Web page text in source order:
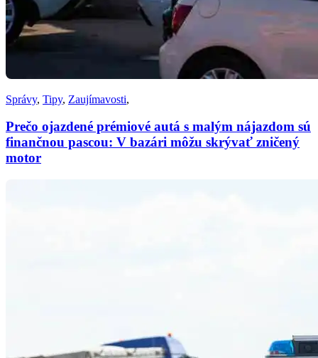
Správy, Tipy, Zaujímavosti,
Prečo ojazdené prémiové autá s malým nájazdom sú
finančnou pascou: V bazári môžu skrývať zničený
motor